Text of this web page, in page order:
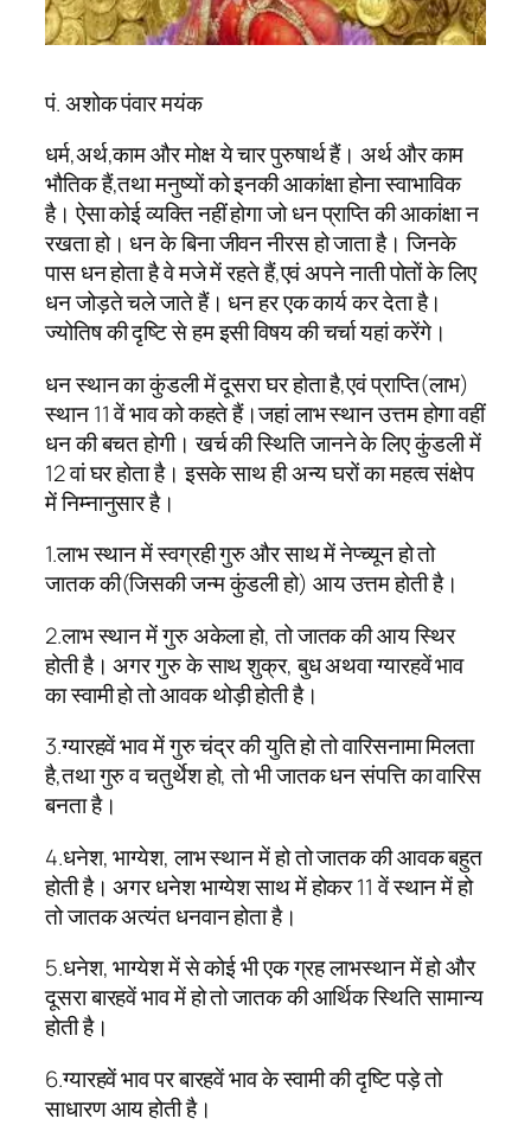
पं. अशोक पंवार मयंक
धर्म,अर्थ,काम और मोक्ष ये चार पुरुषार्थ हैं। अर्थ और काम
भौतिक हैं,तथा मनुष्यों को इनकी आकांक्षा होना स्वाभाविक
है। ऐसा कोई व्यक्ति नहीं होगा जो धन प्राप्ति की आकांक्षा न
रखता हो। धन के बिना जीवन नीरस हो जाता है। जिनके
पास धन होता है वे मजे में रहते हैं,एवं अपने नाती पोतों के लिए
धन जोड़ते चले जाते हैं। धन हर एक कार्य कर देता है।
ज्योतिष की दृष्टि से हम इसी विषय की चर्चा यहां करेंगे।
धन स्थान का कुंडली में दूसरा घर होता है,एवं प्राप्ति(लाभ)
स्थान 11 वें भाव को कहते हैं।जहां लाभ स्थान उत्तम होगा वहीं
धन की बचत होगी। खर्च की स्थिति जानने के लिए कुंडली में
12 वां घर होता है। इसके साथ ही अन्य घरों का महत्व संक्षेप
में निम्नानुसार है।
1.लाभ स्थान में स्वग्रही गुरु और साथ में नेप्च्यून हो तो
जातक की(जिसकी जन्म कुंडली हो) आय उत्तम होती है।
2.लाभ स्थान में गुरु अकेला हो, तो जातक की आय स्थिर
होती है। अगर गुरु के साथ शुक्र, बुध अथवा ग्यारहवें भाव
का स्वामी हो तो आवक थोड़ी होती है।
3.ग्यारहवें भाव में गुरु चंद्र की युति हो तो वारिसनामा मिलता
है,तथा गुरु व चतुर्थेश हो, तो भी जातक धन संपत्ति का वारिस
बनता है।
4.धनेश, भाग्येश, लाभ स्थान में हो तो जातक की आवक बहुत
होती है। अगर धनेश भाग्येश साथ में होकर 11 वें स्थान में हो
तो जातक अत्यंत धनवान होता है।
5.धनेश, भाग्येश में से कोई भी एक ग्रह लाभस्थान में हो और
दूसरा बारहवें भाव में हो तो जातक की आर्थिक स्थिति सामान्य
होती है।
6.ग्यारहवें भाव पर बारहवें भाव के स्वामी की दृष्टि पड़े तो
साधारण आय होती है।